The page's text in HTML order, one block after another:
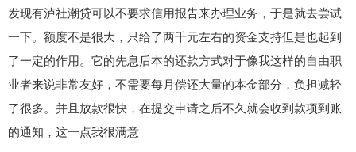
发现有泸社潮贷可以不要求信用报告来办理业务，于是就去尝试
一下。额度不是很大，只给了两千元左右的资金支持但是也起到
了一定的作用。它的先息后本的还款方式对于像我这样的自由职
业者来说非常友好，不需要每月偿还大量的本金部分，负担减轻
了很多。并且放款很快，在提交申请之后不久就会收到款项到账
的通知，这一点我很满意